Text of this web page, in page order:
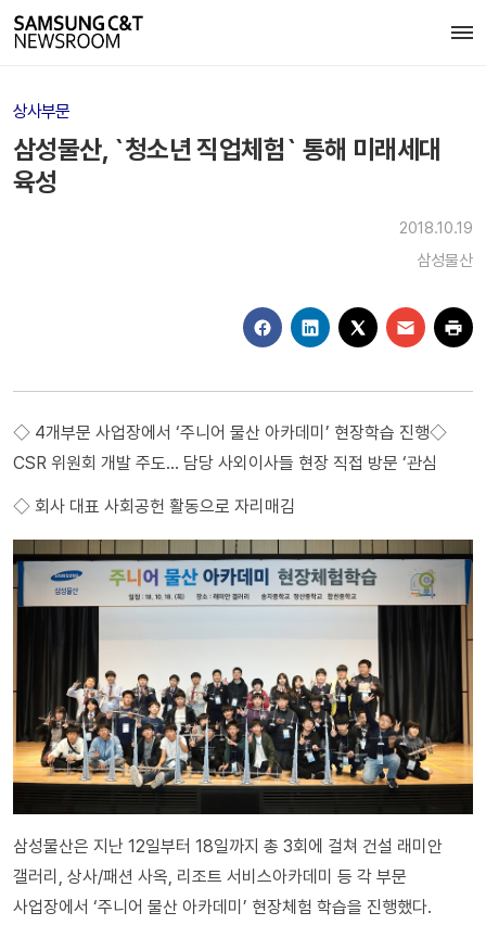
상사부문
삼성물산, `청소년 직업체험` 통해 미래세대
육성
2018.10.19
삼성물산
◇ 4개부문 사업장에서 ‘주니어 물산 아카데미’ 현장학습 진행◇
CSR 위원회 개발 주도… 담당 사외이사들 현장 직접 방문 ‘관심
◇ 회사 대표 사회공헌 활동으로 자리매김
삼성물산은 지난 12일부터 18일까지 총 3회에 걸쳐 건설 래미안
갤러리, 상사/패션 사옥, 리조트 서비스아카데미 등 각 부문
사업장에서 ‘주니어 물산 아카데미’ 현장체험 학습을 진행했다.